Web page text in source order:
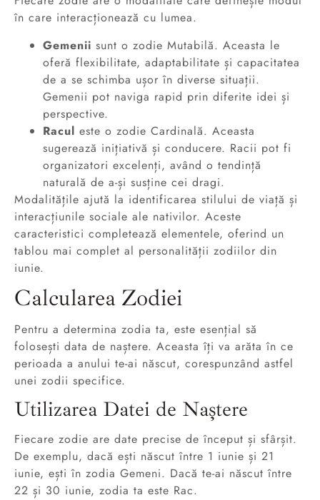
în care interacționează cu lumea.
Gemenii sunt o zodie Mutabilă. Aceasta le
oferă flexibilitate, adaptabilitate și capacitatea
de a se schimba ușor în diverse situații.
Gemenii pot naviga rapid prin diferite idei și
perspective.
Racul este o zodie Cardinală. Aceasta
sugerează inițiativă și conducere. Racii pot fi
organizatori excelenți, având o tendință
naturală de a-și susține cei dragi.
Modalitățile ajută la identificarea stilului de viață și
interacțiunile sociale ale nativilor. Aceste
caracteristici completează elementele, oferind un
tablou mai complet al personalității zodiilor din
iunie.
Calcularea Zodiei
Pentru a determina zodia ta, este esențial să
folosești data de naștere. Aceasta îți va arăta în ce
perioada a anului te-ai născut, corespunzând astfel
unei zodii specifice.
Utilizarea Datei de Naștere
Fiecare zodie are date precise de început și sfârșit.
De exemplu, dacă ești născut între 1 iunie și 21
iunie, ești în zodia Gemeni. Dacă te-ai născut între
22 și 30 iunie, zodia ta este Rac.